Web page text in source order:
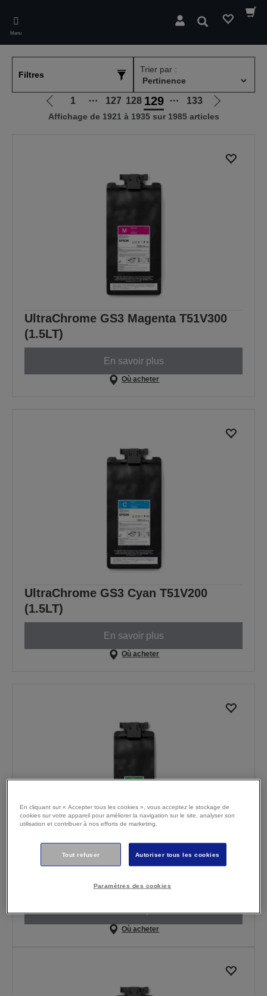
main
content
Menu
Rechercher
Filtres
Trier par :
Aller
à
1 ⋯ 127 128 129 ⋯ 133
Aller
à
suivante
Affichage de 1921 à 1935 sur 1985 articles
UltraChrome GS3 Magenta T51V300
(1.5LT)
En savoir plus
Où acheter
UltraChrome GS3 Cyan T51V200
(1.5LT)
En savoir plus
Où acheter
UltraChrome GS3 Green T51PF00
En savoir plus
Où acheter
En cliquant sur « Accepter tous les cookies », vous acceptez le stockage de
cookies sur votre appareil pour améliorer la navigation sur le site, analyser son
utilisation et contribuer à nos efforts de marketing.
Tout refuser Autoriser tous les cookies
Paramètres des cookies